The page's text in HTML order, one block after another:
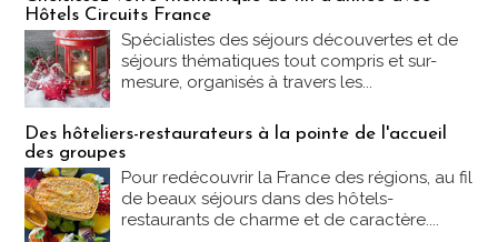
Hôtels Circuits France
Spécialistes des séjours découvertes et de
séjours thématiques tout compris et sur-
mesure, organisés à travers les...
Des hôteliers-restaurateurs à la pointe de l'accueil
des groupes
Pour redécouvrir la France des régions, au fil
de beaux séjours dans des hôtels-
restaurants de charme et de caractère....